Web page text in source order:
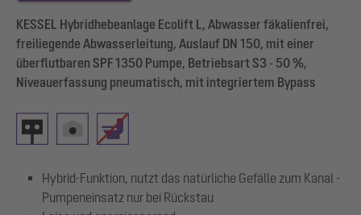
KESSEL Hybridhebeanlage Ecolift L, Abwasser fäkalienfrei,
freiliegende Abwasserleitung, Auslauf DN 150, mit einer
überflutbaren SPF 1350 Pumpe, Betriebsart S3 - 50 %,
Niveauerfassung pneumatisch, mit integriertem Bypass
Hybrid-Funktion, nutzt das natürliche Gefälle zum Kanal -
Pumpeneinsatz nur bei Rückstau